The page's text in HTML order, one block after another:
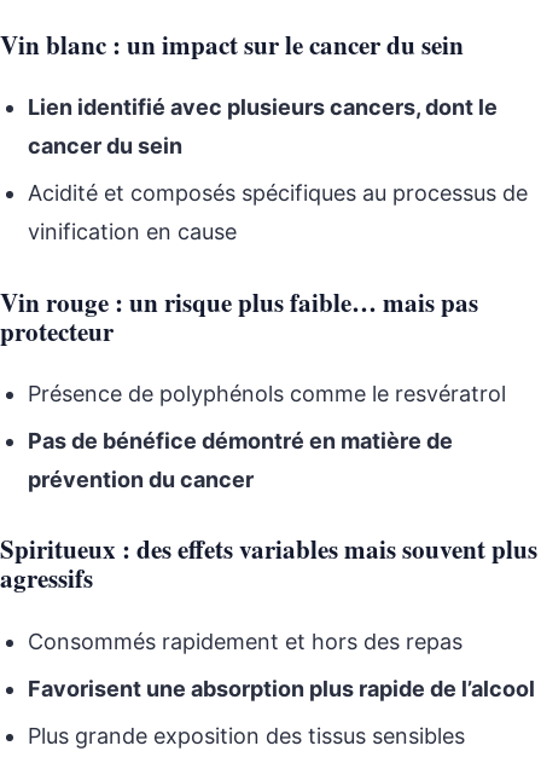
Vin blanc : un impact sur le cancer du sein
Lien identifié avec plusieurs cancers, dont le
cancer du sein
Acidité et composés spécifiques au processus de
vinification en cause
Vin rouge : un risque plus faible… mais pas
protecteur
Présence de polyphénols comme le resvératrol
Pas de bénéfice démontré en matière de
prévention du cancer
Spiritueux : des effets variables mais souvent plus
agressifs
Consommés rapidement et hors des repas
Favorisent une absorption plus rapide de l’alcool
Plus grande exposition des tissus sensibles